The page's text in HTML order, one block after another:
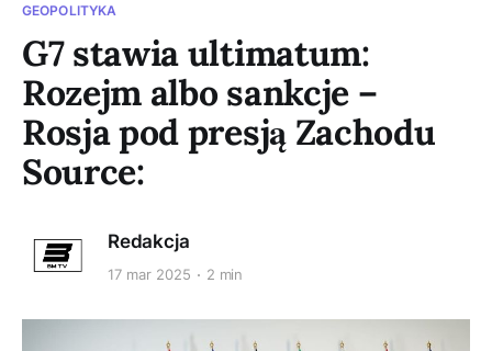
GEOPOLITYKA
G7 stawia ultimatum:
Rozejm albo sankcje –
Rosja pod presją Zachodu
Source:
Redakcja
17 mar 2025 2 min